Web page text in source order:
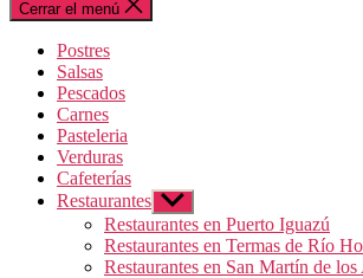
Cerrar el menú
Postres
Salsas
Pescados
Carnes
Pasteleria
Verduras
Cafeterías
Restaurantes Mostrar
el
submenú
Restaurantes en Puerto Iguazú
Restaurantes en Termas de Río
Restaurantes en San Martín de los